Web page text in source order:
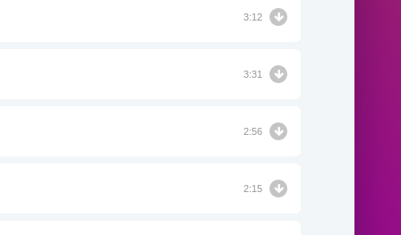
3:12
3:31
2:56
2:15